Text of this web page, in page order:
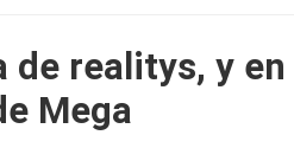
realitys, y
Mega